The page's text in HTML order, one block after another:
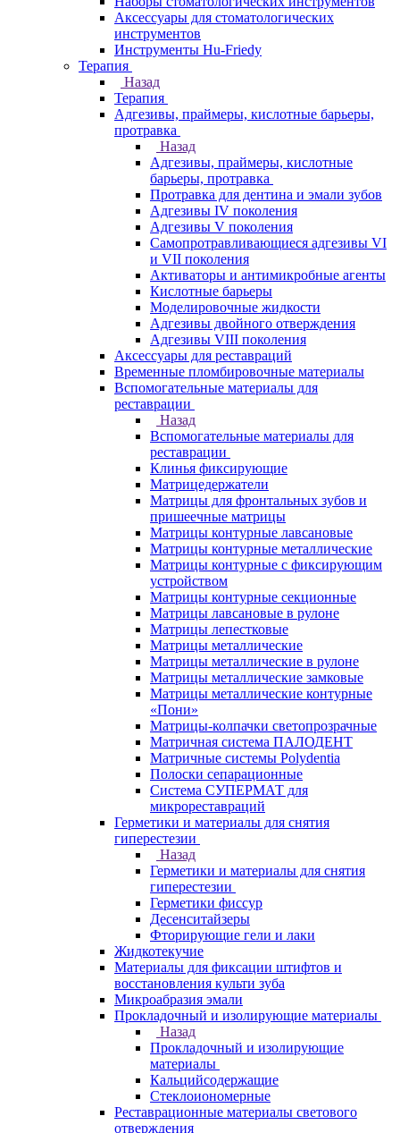
Аксессуары для стоматологических
инструментов
Инструменты Hu-Friedy
Терапия
Назад
Терапия
Адгезивы, праймеры, кислотные барьеры,
протравка
Назад
Адгезивы, праймеры, кислотные
барьеры, протравка
Протравка для дентина и эмали зубов
Адгезивы IV поколения
Адгезивы V поколения
Самопротравливающиеся адгезивы VI
и VII поколения
Активаторы и антимикробные агенты
Кислотные барьеры
Моделировочные жидкости
Адгезивы двойного отверждения
Адгезивы VIII поколения
Аксессуары для реставраций
Временные пломбировочные материалы
Вспомогательные материалы для
реставрации
Назад
Вспомогательные материалы для
реставрации
Клинья фиксирующие
Матрицедержатели
Матрицы для фронтальных зубов и
пришеечные матрицы
Матрицы контурные лавсановые
Матрицы контурные металлические
Матрицы контурные с фиксирующим
устройством
Матрицы контурные секционные
Матрицы лавсановые в рулоне
Матрицы лепестковые
Матрицы металлические
Матрицы металлические в рулоне
Матрицы металлические замковые
Матрицы металлические контурные
«Пони»
Матрицы-колпачки светопрозрачные
Матричная система ПАЛОДЕНТ
Матричные системы Polydentia
Полоски сепарационные
Система СУПЕРМАТ для
микрореставраций
Герметики и материалы для снятия
гиперестезии
Назад
Герметики и материалы для снятия
гиперестезии
Герметики фиссур
Десенситайзеры
Фторирующие гели и лаки
Жидкотекучие
Материалы для фиксации штифтов и
восстановления культи зуба
Микроабразия эмали
Прокладочный и изолирующие материалы
Назад
Прокладочный и изолирующие
материалы
Кальцийсодержащие
Стеклоиономерные
Реставрационные материалы светового
отверждения